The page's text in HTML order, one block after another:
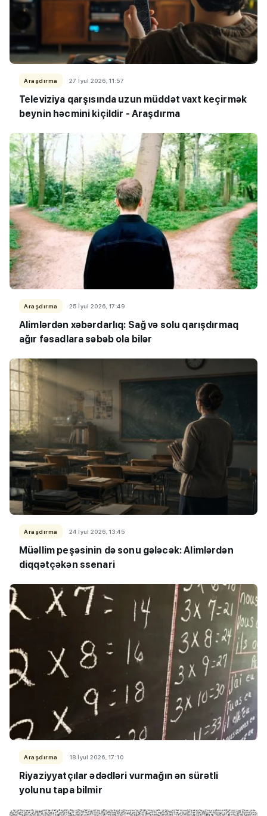
Araşdırma 27 İyul 2026, 11:57
Televiziya qarşısında uzun müddət vaxt keçirmək
beynin həcmini kiçildir - Araşdırma
Araşdırma 25 İyul 2026, 17:49
Alimlərdən xəbərdarlıq: Sağ və solu qarışdırmaq
ağır fəsadlara səbəb ola bilər
Araşdırma 24 İyul 2026, 13:45
Müəllim peşəsinin də sonu gələcək: Alimlərdən
diqqətçəkən ssenari
Araşdırma 18 İyul 2026, 17:10
Riyaziyyatçılar ədədləri vurmağın ən sürətli
yolunu tapa bilmir